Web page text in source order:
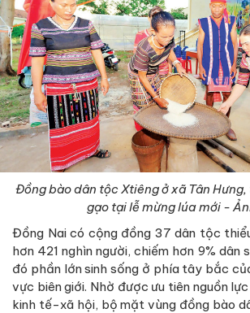
Đồng bào dân tộc Xtiêng ở xã Tân
gạo tại lễ mừng lúa mới -
Đồng Nai có cộng đồng 37 dân tộc
hơn 421 nghìn người, chiếm hơn 9% dân
đó phần lớn sinh sống ở phía tây bắc
vực biên giới. Nhờ được ưu tiên nguồn
kinh tế-xã hội, bộ mặt vùng đồng bào